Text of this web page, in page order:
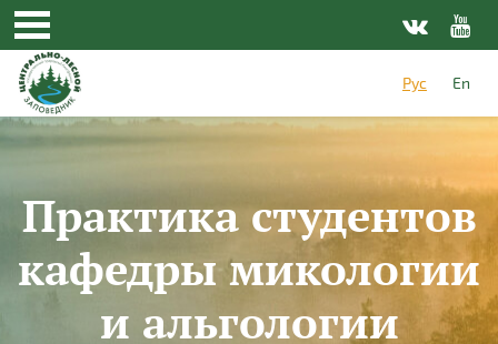
Перейти к основному содержанию
Рус
En
Практика студентов
кафедры микологии
и альгологии